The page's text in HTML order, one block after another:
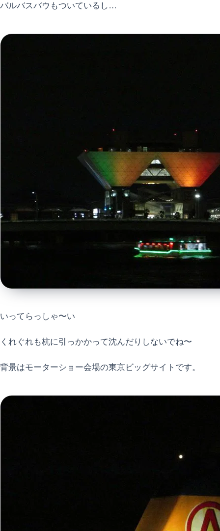
バルバスバウもついているし…
いってらっしゃ〜い
くれぐれも杭に引っかかって沈んだりしないでね〜
背景はモーターショー会場の東京ビッグサイトです。